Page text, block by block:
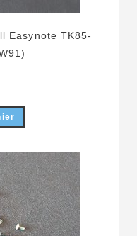
Easynote TK85-